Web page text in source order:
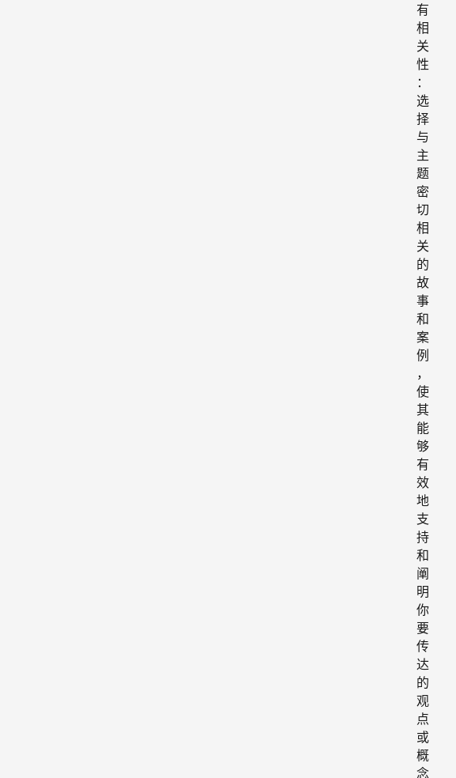
有
相
关
性
：
选
择
与
主
题
密
切
相
关
的
故
事
和
案
例
，
使
其
能
够
有
效
地
支
持
和
阐
明
你
要
传
达
的
观
点
或
概
念